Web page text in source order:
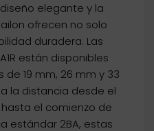
elegante y la
ofrecen no solo
duradera. Las
están disponibles
19 mm, 26 mm y 33
la distancia desde el
el comienzo de
estándar 2BA, estas